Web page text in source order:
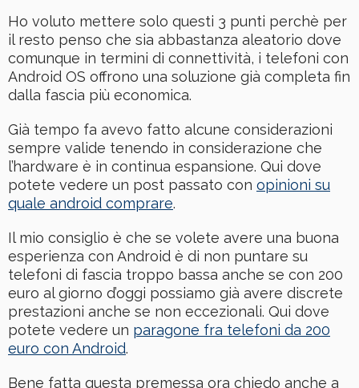
Ho voluto mettere solo questi 3 punti perchè per
il resto penso che sia abbastanza aleatorio dove
comunque in termini di connettività, i telefoni con
Android OS offrono una soluzione già completa fin
dalla fascia più economica.
Già tempo fa avevo fatto alcune considerazioni
sempre valide tenendo in considerazione che
l’hardware è in continua espansione. Qui dove
potete vedere un post passato con opinioni su
quale android comprare.
Il mio consiglio è che se volete avere una buona
esperienza con Android è di non puntare su
telefoni di fascia troppo bassa anche se con 200
euro al giorno d’oggi possiamo già avere discrete
prestazioni anche se non eccezionali. Qui dove
potete vedere un paragone fra telefoni da 200
euro con Android.
Bene fatta questa premessa ora chiedo anche a